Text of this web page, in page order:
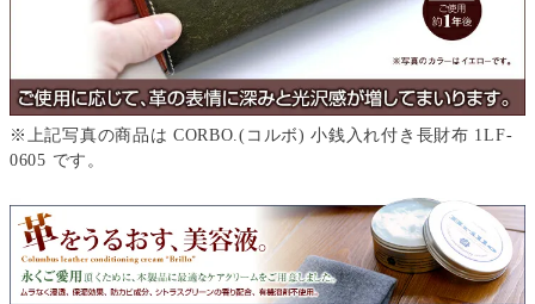
※上記写真の商品は CORBO.(コルボ) 小銭入れ付き長財布 1LF-
0605 です。